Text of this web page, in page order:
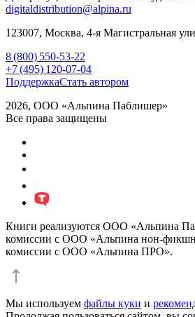
digitaldistribution@alpina.ru
123007, Москва, 4-я Магистральная
8 (800) 550-53-22
+7 (495) 120-07-04
ПоддержкаСтать автором
2026, ООО «Альпина Паблишер»
Все права защищены
Книги реализуются ООО «Альпина
комиссии с ООО «Альпина нон-
комиссии с ООО «Альпина ПРО».
Мы используем файлы куки и